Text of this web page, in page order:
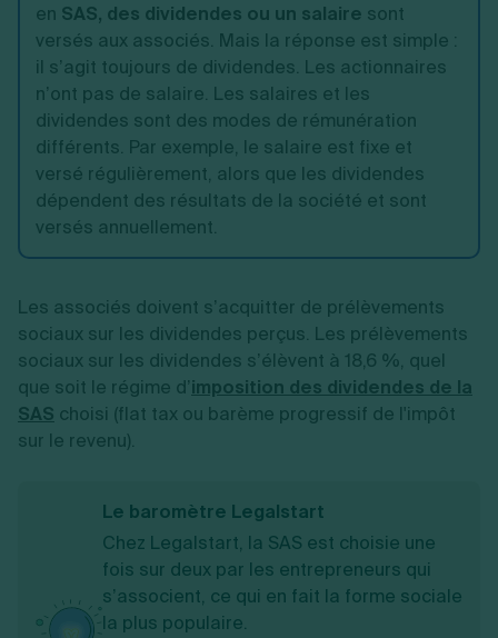
en SAS, des dividendes ou un salaire sont
versés aux associés. Mais la réponse est simple :
il s’agit toujours de dividendes. Les actionnaires
n’ont pas de salaire. Les salaires et les
dividendes sont des modes de rémunération
différents. Par exemple, le salaire est fixe et
versé régulièrement, alors que les dividendes
dépendent des résultats de la société et sont
versés annuellement.
Les associés doivent s’acquitter de prélèvements
sociaux sur les dividendes perçus. Les prélèvements
sociaux sur les dividendes s’élèvent à 18,6 %, quel
que soit le régime d’imposition des dividendes de la
SAS choisi (flat tax ou barème progressif de l'impôt
sur le revenu).
Le baromètre Legalstart
Chez Legalstart, la SAS est choisie une
fois sur deux par les entrepreneurs qui
s’associent, ce qui en fait la forme sociale
la plus populaire.